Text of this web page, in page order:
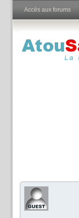
Accès aux forums